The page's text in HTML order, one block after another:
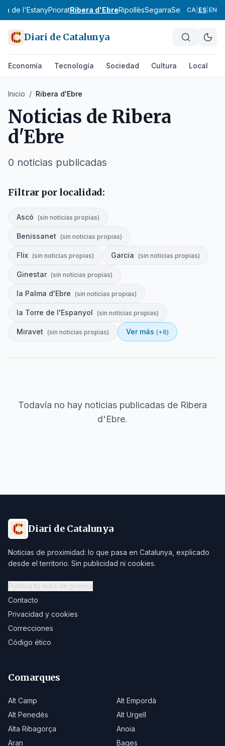
Pla de l'EstanyPrioratRibera d'EbreRipollèsSegarraSegriàSelva
CA ES EN
Diari de Catalunya
Economía Tecnología Sociedad Cultura Local
Inicio / Ribera d'Ebre
Noticias de Ribera
d'Ebre
0 noticias publicadas
Filtrar por localidad:
Ascó (sin noticias propias)
Benissanet (sin noticias propias)
Flix (sin noticias propias) Garcia (sin noticias propias)
Ginestar (sin noticias propias)
la Palma d'Ebre (sin noticias propias)
la Torre de l'Espanyol (sin noticias propias)
Miravet (sin noticias propias) Ver más (+6)
Todavía no hay noticias publicadas de Ribera
d'Ebre.
Diari de Catalunya
Noticias de proximidad: lo que pasa en Catalunya, explicado
desde el territorio. Sin publicidad ni cookies.
Publica tu nota de prensa
Contacto
Privacidad y cookies
Correcciones
Código ético
Comarques
Alt Camp
Alt Empordà
Alt Penedès
Alt Urgell
Alta Ribagorça
Anoia
Aran
Bages